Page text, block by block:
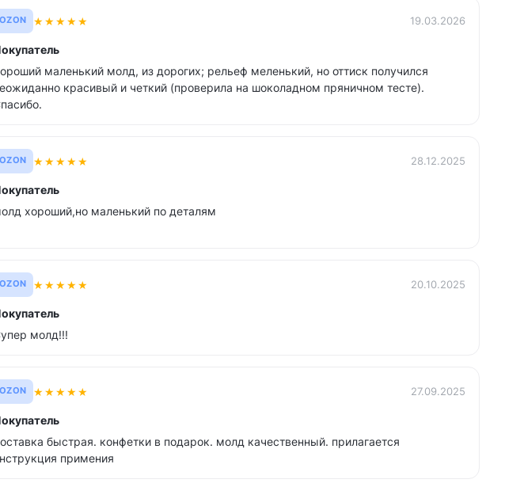
OZON ★★★★★ 19.03.2026
маленький молд, из дорогих; рельеф меленький, но оттиск получился
красивый и четкий (проверила на шоколадном пряничном тесте).
OZON ★★★★★ 28.12.2025
хороший,но маленький по деталям
OZON ★★★★★ 20.10.2025
молд!!!
OZON ★★★★★ 27.09.2025
быстрая. конфетки в подарок. молд качественный. прилагается
примения